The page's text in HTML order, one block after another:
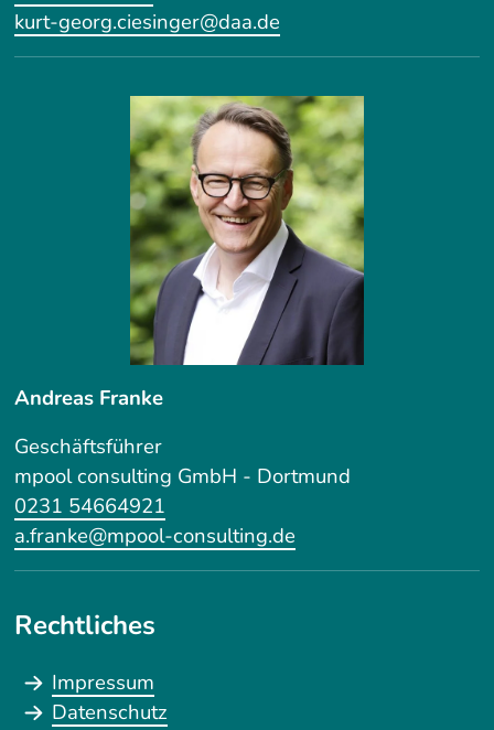
kurt-georg.ciesinger@daa.de
Andreas Franke
Geschäftsführer
mpool consulting GmbH - Dortmund
0231 54664921
a.franke@mpool-consulting.de
Rechtliches
Impressum
Datenschutz